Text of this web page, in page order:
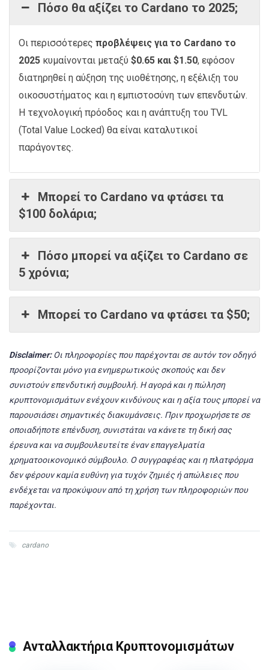
Πόσο θα αξίζει το Cardano το 2025;
Οι περισσότερες προβλέψεις για το Cardano το
2025 κυμαίνονται μεταξύ $0.65 και $1.50, εφόσον
διατηρηθεί η αύξηση της υιοθέτησης, η εξέλιξη του
οικοσυστήματος και η εμπιστοσύνη των επενδυτών.
Η τεχνολογική πρόοδος και η ανάπτυξη του TVL
(Total Value Locked) θα είναι καταλυτικοί
παράγοντες.
Μπορεί το Cardano να φτάσει τα
$100 δολάρια;
Πόσο μπορεί να αξίζει το Cardano σε
5 χρόνια;
Μπορεί το Cardano να φτάσει τα $50;
Disclaimer:Οι πληροφορίες που παρέχονται σε αυτόν τον οδηγό
προορίζονται μόνο για ενημερωτικούς σκοπούς και δεν
συνιστούν επενδυτική συμβουλή. Η αγορά και η πώληση
κρυπτονομισμάτων ενέχουν κινδύνους και η αξία τους μπορεί να
παρουσιάσει σημαντικές διακυμάνσεις. Πριν προχωρήσετε σε
οποιαδήποτε επένδυση, συνιστάται να κάνετε τη δική σας
έρευνα και να συμβουλευτείτε έναν επαγγελματία
χρηματοοικονομικό σύμβουλο. Ο συγγραφέας και η πλατφόρμα
δεν φέρουν καμία ευθύνη για τυχόν ζημιές ή απώλειες που
ενδέχεται να προκύψουν από τη χρήση των πληροφοριών που
παρέχονται.
cardano
Ανταλλακτήρια Κρυπτονομισμάτων